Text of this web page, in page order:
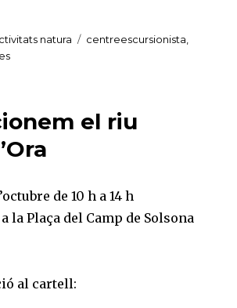
natura Etiquetes
centreescursionista
el riu
de 10 h a 14 h
la Plaça del Camp de Solsona
al cartell: